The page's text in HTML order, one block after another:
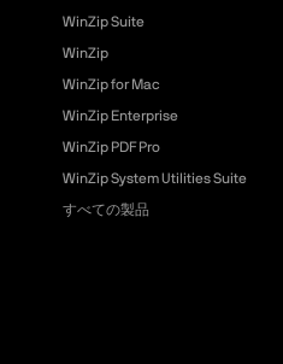
WinZip Suite
WinZip
WinZip for Mac
WinZip Enterprise
WinZip PDF Pro
WinZip System Utilities Suite
すべての製品